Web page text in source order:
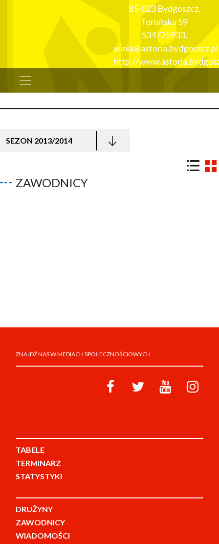
85-023 Bydgoszcz,
Toruńska 59
534725933,
wiola@astoria.bydgoszcz.pl
http://
SEZON 2013/2014
ZAWODNICY
ZNAJDŹ NAS W MEDIACH SPOŁECZNOŚCIOWYCH
TABELE
TERMINARZ
STATYSTYKI
DRUŻYNY
ZAWODNICY
WIADOMOŚCI